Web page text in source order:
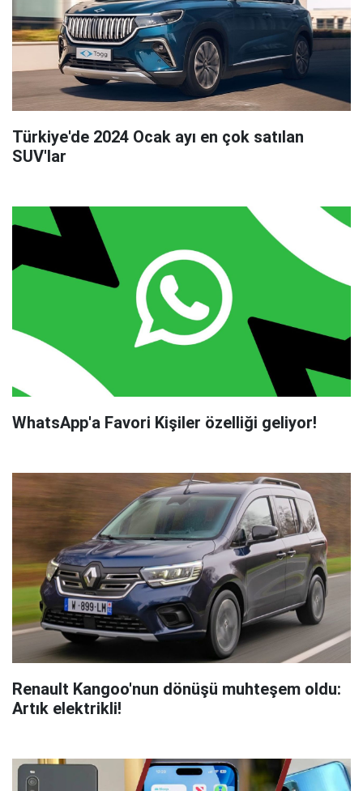
Türkiye'de 2024 Ocak ayı en çok satılan
SUV'lar
WhatsApp'a Favori Kişiler özelliği geliyor!
Renault Kangoo'nun dönüşü muhteşem oldu:
Artık elektrikli!